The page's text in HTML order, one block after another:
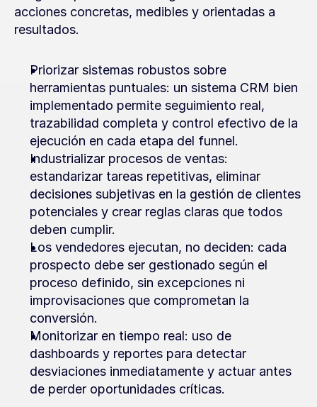
acciones concretas, medibles y orientadas a
resultados.
Priorizar sistemas robustos sobre
herramientas puntuales: un sistema CRM bien
implementado permite seguimiento real,
trazabilidad completa y control efectivo de la
ejecución en cada etapa del funnel.
Industrializar procesos de ventas:
estandarizar tareas repetitivas, eliminar
decisiones subjetivas en la gestión de clientes
potenciales y crear reglas claras que todos
deben cumplir.
Los vendedores ejecutan, no deciden: cada
prospecto debe ser gestionado según el
proceso definido, sin excepciones ni
improvisaciones que comprometan la
conversión.
Monitorizar en tiempo real: uso de
dashboards y reportes para detectar
desviaciones inmediatamente y actuar antes
de perder oportunidades críticas.